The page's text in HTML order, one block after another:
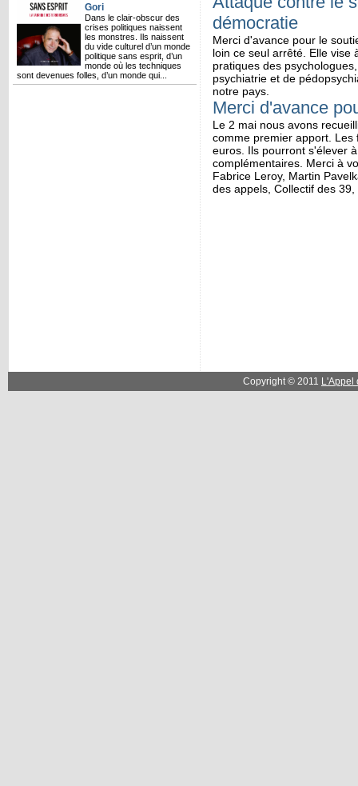
Gori
Dans le clair-obscur des
crises politiques naissent
les monstres. Ils naissent
du vide culturel d’un monde
politique sans esprit, d’un
monde où les techniques
sont devenues folles, d’un monde qui...
démocratie
Merci d'avance pour le
loin ce seul arrêté. Elle vise
pratiques des
psychiatrie et de
notre pays.
Merci d'avance
Le 2 mai nous avons
comme premier apport.
euros. Ils pourront s'élever
complémentaires. Merci à
Fabrice Leroy, Martin
des appels, Collectif des
Copyright © 2011 L'Appel